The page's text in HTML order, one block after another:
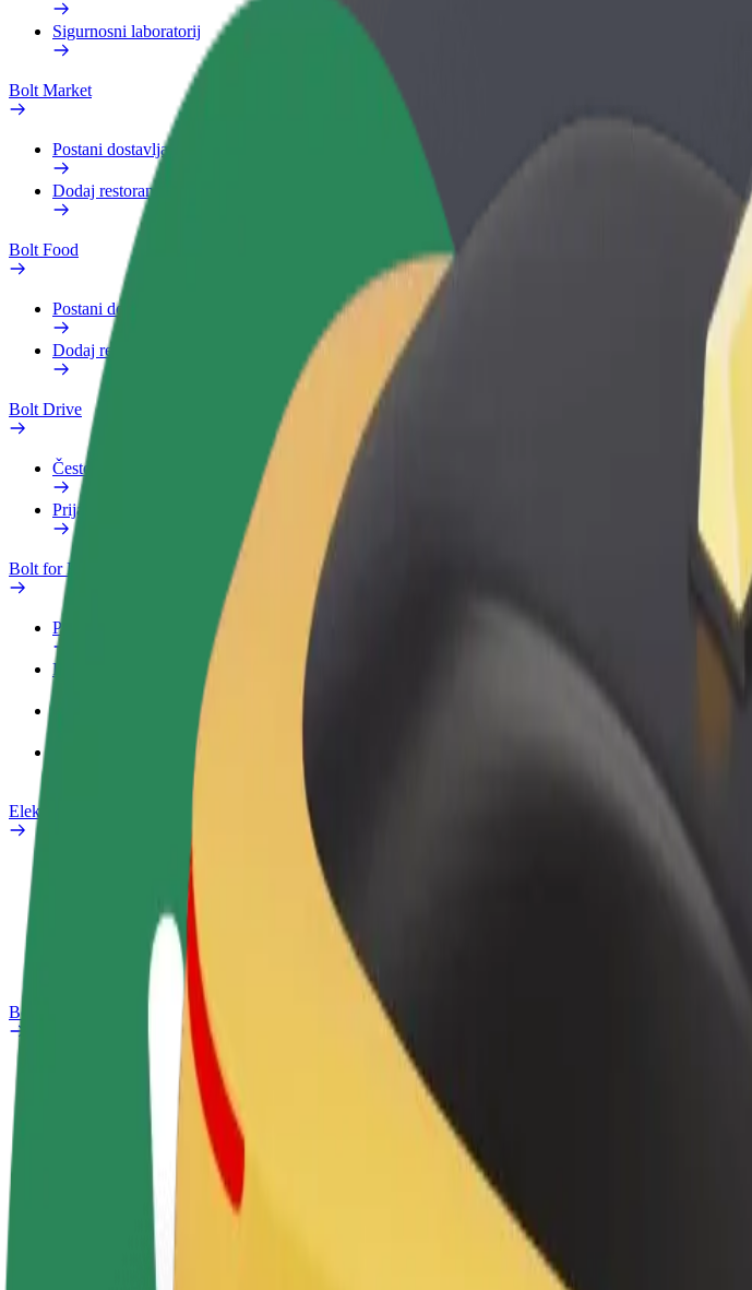
Sigurnosni laboratorij
Bolt Market
Postani dostavljač
Dodaj restoran ili trgovinu
Bolt Food
Postani dostavljač
Dodaj restoran ili trgovinu
Bolt Drive
Često postavljana pitanja
Prijavi vozilo
Bolt for Business
Pogodnosti
Poslovni profil
Bolt Food za poslovne korisnike
Električni bicikli
Sigurnosni laboratorij
Često postavljana pitanja
Bolt Plus
Kako se pridružiti
Često postavljana pitanja
Zarađuj po vlastitim
Dodaj restoran ili trgovinu
Dosegni više kupaca i povećaj